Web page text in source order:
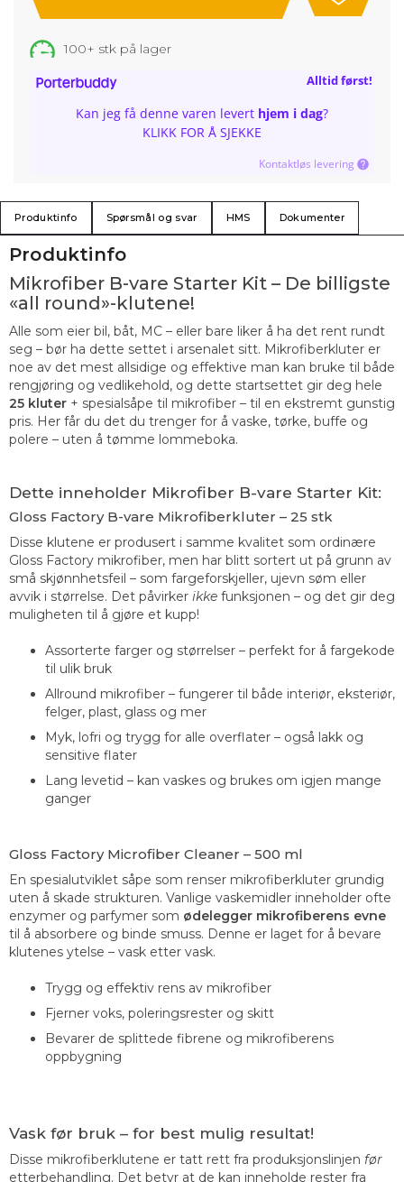
100+ stk på lager
Alltid først!
Kan jeg få denne varen levert hjem i dag?
KLIKK FOR Å SJEKKE
Kontaktløs levering
Produktinfo Spørsmål og svar HMS Dokumenter
Produktinfo
Mikrofiber B-vare Starter Kit – De billigste
«all round»-klutene!
Alle som eier bil, båt, MC – eller bare liker å ha det rent rundt
seg – bør ha dette settet i arsenalet sitt. Mikrofiberkluter er
noe av det mest allsidige og effektive man kan bruke til både
rengjøring og vedlikehold, og dette startsettet gir deg hele
25 kluter + spesialsåpe til mikrofiber – til en ekstremt gunstig
pris. Her får du det du trenger for å vaske, tørke, buffe og
polere – uten å tømme lommeboka.
Dette inneholder Mikrofiber B-vare Starter Kit:
Gloss Factory B-vare Mikrofiberkluter – 25 stk
Disse klutene er produsert i samme kvalitet som ordinære
Gloss Factory mikrofiber, men har blitt sortert ut på grunn av
små skjønnhetsfeil – som fargeforskjeller, ujevn søm eller
avvik i størrelse. Det påvirker ikke funksjonen – og det gir deg
muligheten til å gjøre et kupp!
Assorterte farger og størrelser – perfekt for å fargekode
til ulik bruk
Allround mikrofiber – fungerer til både interiør, eksteriør,
felger, plast, glass og mer
Myk, lofri og trygg for alle overflater – også lakk og
sensitive flater
Lang levetid – kan vaskes og brukes om igjen mange
ganger
Gloss Factory Microfiber Cleaner – 500 ml
En spesialutviklet såpe som renser mikrofiberkluter grundig
uten å skade strukturen. Vanlige vaskemidler inneholder ofte
enzymer og parfymer som ødelegger mikrofiberens evne
til å absorbere og binde smuss. Denne er laget for å bevare
klutenes ytelse – vask etter vask.
Trygg og effektiv rens av mikrofiber
Fjerner voks, poleringsrester og skitt
Bevarer de splittede fibrene og mikrofiberens
oppbygning
Vask før bruk – for best mulig resultat!
Disse mikrofiberklutene er tatt rett fra produksjonslinjen før
etterbehandling. Det betyr at de kan inneholde rester fra